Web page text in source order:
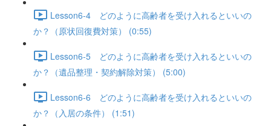
Lesson6-4 どのように高齢者を受け入れるといいの
か？（原状回復費対策） (0:55)
Lesson6-5 どのように高齢者を受け入れるといいの
か？（遺品整理・契約解除対策） (5:00)
Lesson6-6 どのように高齢者を受け入れるといいの
か？（入居の条件） (1:51)